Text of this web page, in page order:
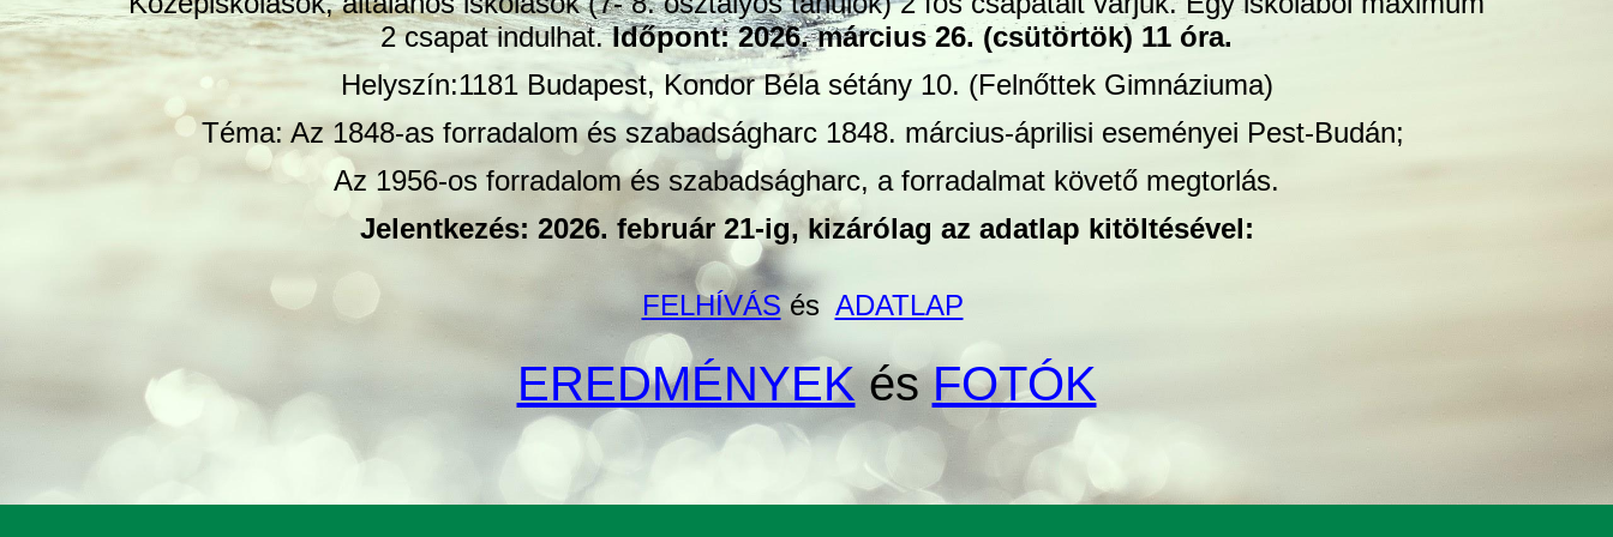
2 csapat indulhat.Időpont: 2026. március 26. (csütörtök) 11 óra.
Helyszín:1181 Budapest, Kondor Béla sétány 10. (Felnőttek Gimnáziuma)
Téma: Az 1848-as forradalom és szabadságharc 1848. március-áprilisi eseményei Pest-Budán;
Az 1956-os forradalom és szabadságharc, a forradalmat követő megtorlás.
Jelentkezés: 2026. február 21-ig, kizárólag az adatlap kitöltésével:
FELHÍVÁS és ADATLAP
EREDMÉNYEKésFOTÓK